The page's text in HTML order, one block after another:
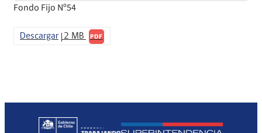
Informa Licitaciones
Licitaciones en curso
Órdenes de compra
Monitoreo cumplimiento PAC
Consejo de la Sociedad Civil
Cuenta Pública Participativa
Fondo Fijo Nº54
Descargar 2 MB PDF